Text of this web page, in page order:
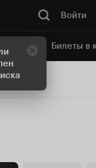
Войти
Билеты в